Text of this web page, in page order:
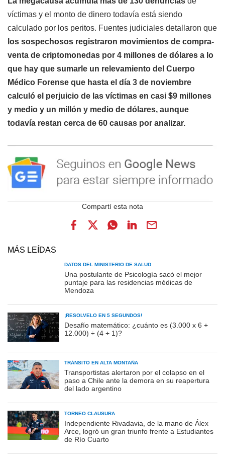
víctimas y el monto de dinero todavía está siendo
calculado por los peritos. Fuentes judiciales detallaron que
los sospechosos registraron movimientos de compra-
venta de criptomonedas por 4 millones de dólares a lo
que hay que sumarle un relevamiento del Cuerpo
Médico Forense que hasta el día 3 de noviembre
calculó el perjuicio de las víctimas en casi $9 millones
y medio y un millón y medio de dólares, aunque
todavía restan cerca de 60 causas por analizar.
MÁS LEÍDAS
DATOS DEL MINISTERIO DE SALUD
Una postulante de Psicología sacó el mejor
puntaje para las residencias médicas de
Mendoza
¡RESOLVELO EN 5 SEGUNDOS!
Desafío matemático: ¿cuánto es (3.000 x 6 +
12.000) ÷ (4 + 1)?
TRÁNSITO EN ALTA MONTAÑA
Transportistas alertaron por el colapso en el
paso a Chile ante la demora en su reapertura
del lado argentino
TORNEO CLAUSURA
Independiente Rivadavia, de la mano de Álex
Arce, logró un gran triunfo frente a Estudiantes
de Río Cuarto